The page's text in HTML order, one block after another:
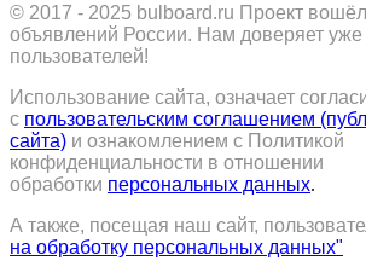
© 2017 - 2025 bulboard.ru Проект
объявлений России. Нам доверяет
пользователей!
Использование сайта, означает
с пользовательским соглашением
сайта) и ознакомлением с Политикой
конфиденциальности в отношении
обработки персональных данных.
А также, посещая наш сайт,
на обработку персональных данных"